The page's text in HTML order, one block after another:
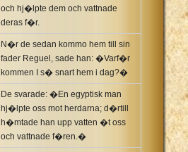
och hj�lpte dem och vattnade
deras f�r.
N�r de sedan kommo hem till sin
fader Reguel, sade han: �Varf�r
kommen I s� snart hem i dag?�
De svarade: �En egyptisk man
hj�lpte oss mot herdarna; d�rtill
h�mtade han upp vatten �t oss
och vattnade f�ren.�